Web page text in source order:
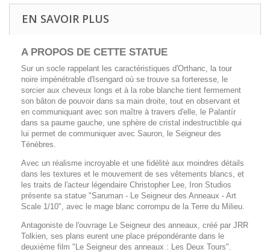
EN SAVOIR PLUS
A PROPOS DE CETTE STATUE
Sur un socle rappelant les caractéristiques d'Orthanc, la tour
noire impénétrable d'Isengard où se trouve sa forteresse, le
sorcier aux cheveux longs et à la robe blanche tient fermement
son bâton de pouvoir dans sa main droite, tout en observant et
en communiquant avec son maître à travers d'elle, le Palantír
dans sa paume gauche, une sphère de cristal indestructible qui
lui permet de communiquer avec Sauron, le Seigneur des
Ténèbres.
Avec un réalisme incroyable et une fidélité aux moindres détails
dans les textures et le mouvement de ses vêtements blancs, et
les traits de l'acteur légendaire Christopher Lee, Iron Studios
présente sa statue "Saruman - Le Seigneur des Anneaux - Art
Scale 1/10", avec le mage blanc corrompu de la Terre du Milieu.
Antagoniste de l'ouvrage Le Seigneur des anneaux, créé par JRR
Tolkien, ses plans eurent une place prépondérante dans le
deuxième film "Le Seigneur des anneaux : Les Deux Tours".